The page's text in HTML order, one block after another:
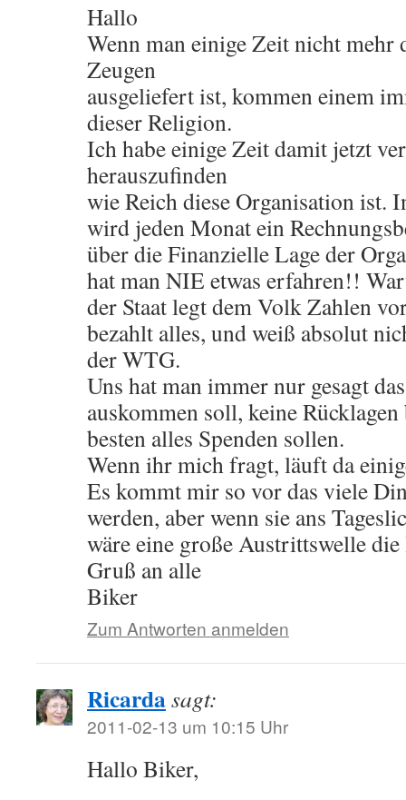
Hallo
Wenn man einige Zeit nicht mehr
Zeugen
ausgeliefert ist, kommen einem
dieser Religion.
Ich habe einige Zeit damit jetzt
herauszufinden
wie Reich diese Organisation ist.
wird jeden Monat ein
über die Finanzielle Lage der
hat man NIE etwas erfahren!!
der Staat legt dem Volk Zahlen
bezahlt alles, und weiß absolut
der WTG.
Uns hat man immer nur gesagt
auskommen soll, keine
besten alles Spenden sollen.
Wenn ihr mich fragt, läuft da
Es kommt mir so vor das viele
werden, aber wenn sie ans
wäre eine große Austrittswelle
Gruß an alle
Biker
Zum Antworten anmelden
Ricardasagt:
2011-02-13 um 10:15 Uhr
Hallo Biker,